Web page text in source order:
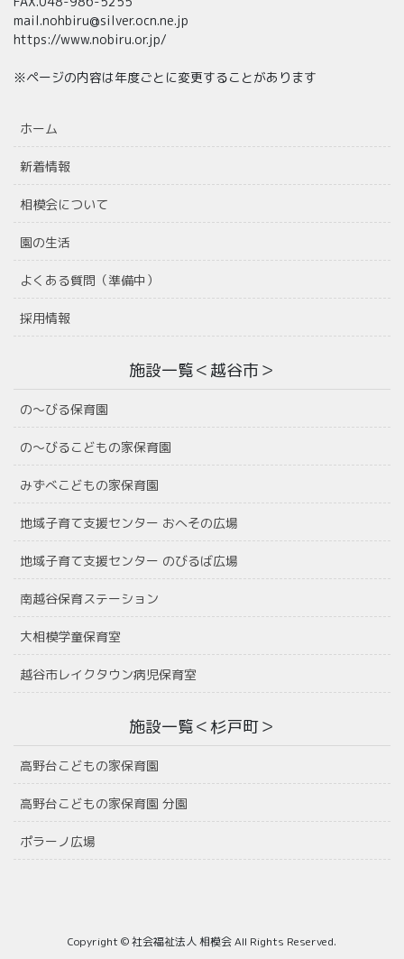
mail.nohbiru@silver.ocn.ne.jp
https://www.nobiru.or.jp/
※ページの内容は年度ごとに変更することがあります
ホーム
新着情報
相模会について
園の生活
よくある質問（準備中）
採用情報
施設一覧＜越谷市＞
の〜びる保育園
の〜びるこどもの家保育園
みずべこどもの家保育園
地域子育て支援センター おへその広場
地域子育て支援センター のびるば広場
南越谷保育ステーション
大相模学童保育室
越谷市レイクタウン病児保育室
施設一覧＜杉戸町＞
高野台こどもの家保育園
高野台こどもの家保育園 分園
ポラーノ広場
Copyright © 社会福祉法人 相模会 All Rights Reserved.